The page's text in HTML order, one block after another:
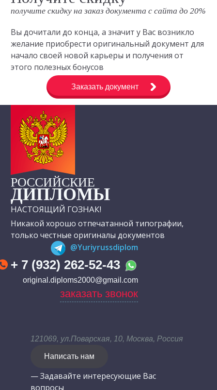
получите скидку на заказ документа с сайта до 20%
Вы дочитали до конца, а значит у Вас возникло
желание приобрести оригинальный документ для
начало своей новой карьеры и получения от
этого полезных бонусов
Заказать документ
РОССИЙСКИЕ
ДИПЛОМЫ
НАСТОЯЩИЙ ГОЗНАК!
Никакой хорошо отпечатанной типографии,
только честные оригиналы документов
@Yuriyrussdiplom
+ 7 (932) 262-52-43
original.diploms2000@gmail.com
заказать звонок
121069, ул.Поварская, 10, Москва, Россия
Написать нам
— Задавайте интересующие Вас
вопросы